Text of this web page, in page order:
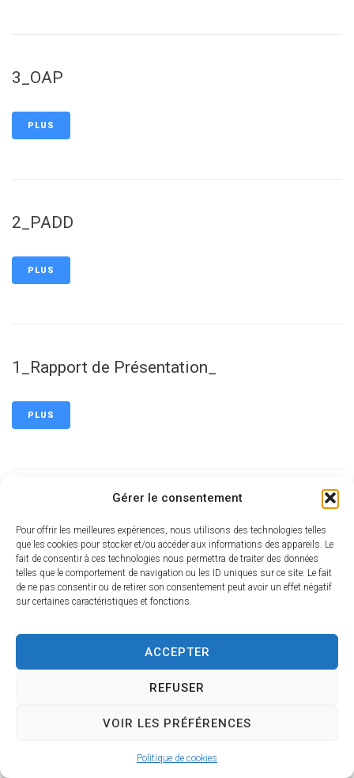
Gérer le consentement
Pour offrir les meilleures expériences, nous utilisons des technologies telles
que les cookies pour stocker et/ou accéder aux informations des appareils. Le
fait de consentir à ces technologies nous permettra de traiter des données
telles que le comportement de navigation ou les ID uniques sur ce site. Le fait
de ne pas consentir ou de retirer son consentement peut avoir un effet négatif
sur certaines caractéristiques et fonctions.
ACCEPTER
REFUSER
VOIR LES PRÉFÉRENCES
Politique de cookies
3_OAP
PLUS
2_PADD
PLUS
1_Rapport de Présentation_
PLUS
30_NOTICE_modif_PLU_StMartindAbbat
PLUS
Règlement graphique Planche sud